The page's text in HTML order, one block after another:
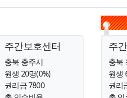
주간보호센터
충북 충주시
원생 20명(0%)
권리금 7800
주
충북
원생
권리